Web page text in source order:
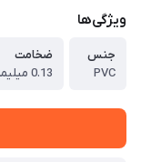
ویژگی‌ها
جنس
PVC
ضخامت
0.13 میلیمتر